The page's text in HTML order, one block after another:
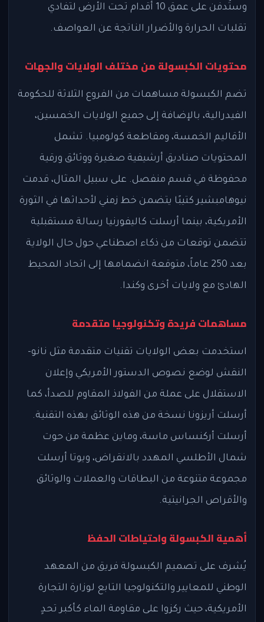
وستُدفن على عمق 10 أقدام تحت الأرض لتفادي
تقلبات الحرارة والأضرار الناتجة عن العواصف.
محتويات الكبسولة من مختلف الولايات والجهات
تضم الكبسولة مساهمات من الفروع الثلاثة للحكومة
الفيدرالية، بالإضافة إلى جميع الولايات الخمسين،
الأقاليم الخمسة، ومقاطعة كولومبيا. تشمل
المحتويات صناديق أرشيفية صغيرة ووثائق ورقية
محفوظة في قسم منفصل. على سبيل المثال، قدمت
نيوهامبشير كتيبًا يتضمن خط زمني لأحداثها في الثورة
الأمريكية، بينما أرسلت كاليفورنيا رسالة مستقبلية
تتضمن توقعات من ذكاء اصطناعي حول حال الولاية
بعد 250 عاماً، متوقعة انضمامها إلى اتحاد المحيط
الهادئ مع ولايات أخرى وكندا.
مساهمات فريدة وتكنولوجيا متقدمة
استخدمت بعض الولايات تقنيات متقدمة مثل نانو-
النقش لوضع نصوص الدستور الأمريكي وإعلان
الاستقلال على عملة من الفولاذ المقاوم للصدأ، كما
أرسلت أريزونا نسخة من هذه الوثائق بهذه التقنية.
أرسلت أركنساس ماسة، وماين عظمة من حوت
شمال الأطلسي المهدد بالانقراض، ويوتا أرسلت
مجموعة متنوعة من البطاقات والعملات والوثائق
والأقراص الجرانيتية.
أهمية الكبسولة واحتياطات الحفظ
يُشرف على تصميم الكبسولة فريق من المعهد
الوطني للمعايير والتكنولوجيا التابع لوزارة التجارة
الأمريكية، حيث ركزوا على مقاومة الماء كأكبر تحدٍ